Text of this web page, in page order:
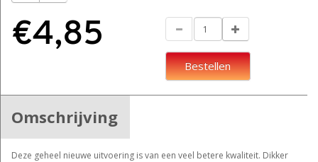
€4,85
Bestellen
Omschrijving
Deze geheel nieuwe uitvoering is van een veel betere kwaliteit. Dikker